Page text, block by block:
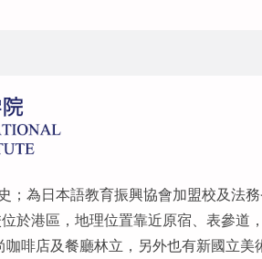
；為日本語教育振興協會加盟校及法
於港區，地理位置靠近原宿、表參道
啡店及餐廳林立，另外也有新國立美